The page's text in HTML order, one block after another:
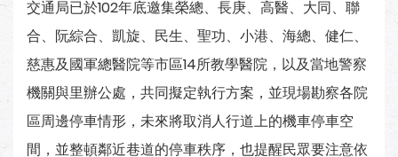
交通局已於102年底邀集榮總、長庚、高醫、大同、聯
合、阮綜合、凱旋、民生、聖功、小港、海總、健仁、
慈惠及國軍總醫院等市區14所教學醫院，以及當地警察
機關與里辦公處，共同擬定執行方案，並現場勘察各院
區周邊停車情形，未來將取消人行道上的機車停車空
間，並整頓鄰近巷道的停車秩序，也提醒民眾要注意依